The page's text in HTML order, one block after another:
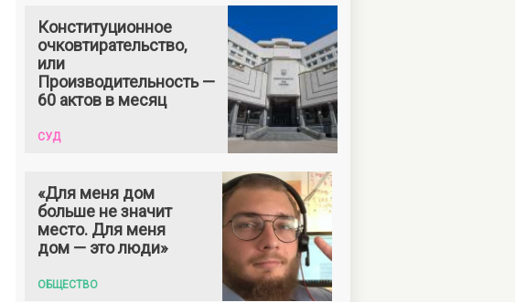
Конституционное
очковтирательство,
или
Производительность —
60 актов в месяц
СУД
«Для меня дом
больше не значит
место. Для меня
дом — это люди»
ОБЩЕСТВО